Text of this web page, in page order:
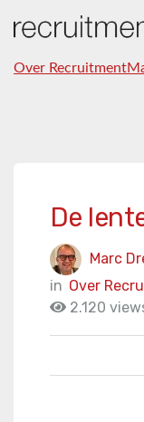
Over
De
Marc
in Over
2.120